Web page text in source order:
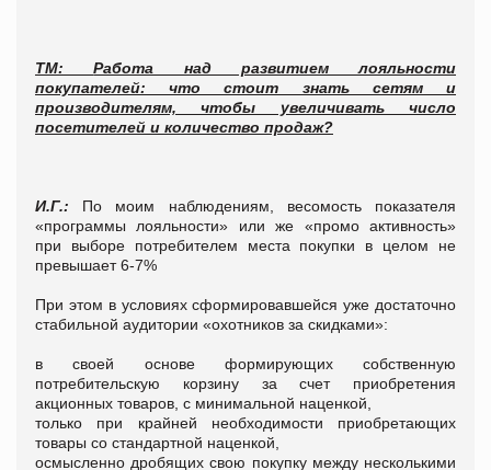
ТМ:Работа над развитием лояльности
покупателей: что стоит знать сетям и
производителям, чтобы увеличивать число
посетителей и количество продаж?
И.Г.: По моим наблюдениям, весомость показателя
«программы лояльности» или же «промо активность»
при выборе потребителем места покупки в целом не
превышает 6-7%
При этом в условиях сформировавшейся уже достаточно
стабильной аудитории «охотников за скидками»:
в своей основе формирующих собственную
потребительскую корзину за счет приобретения
акционных товаров, с минимальной наценкой,
только при крайней необходимости приобретающих
товары со стандартной наценкой,
осмысленно дробящих свою покупку между несколькими